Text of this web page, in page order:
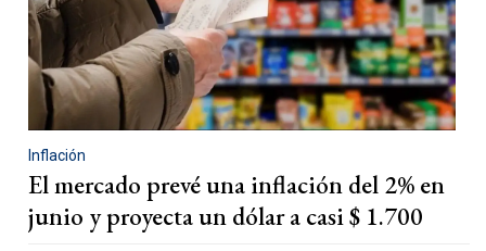
Inflación
El mercado prevé una inflación del 2% en
junio y proyecta un dólar a casi $ 1.700